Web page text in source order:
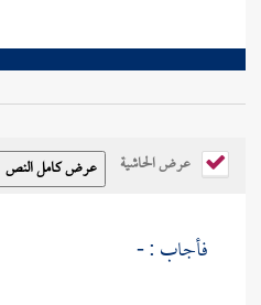
عرض الحاشية
فأجاب : -